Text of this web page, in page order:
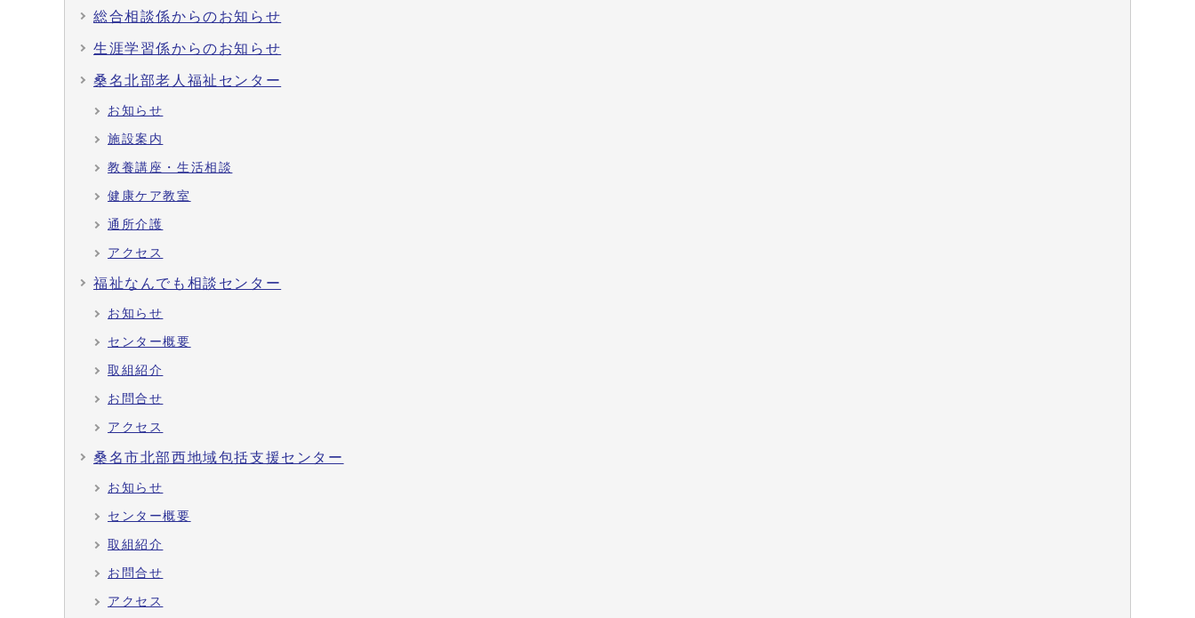
総合相談係からのお知らせ
生涯学習係からのお知らせ
桑名北部老人福祉センター
お知らせ
施設案内
教養講座・生活相談
健康ケア教室
通所介護
アクセス
福祉なんでも相談センター
お知らせ
センター概要
取組紹介
お問合せ
アクセス
桑名市北部西地域包括支援センター
お知らせ
センター概要
取組紹介
お問合せ
アクセス